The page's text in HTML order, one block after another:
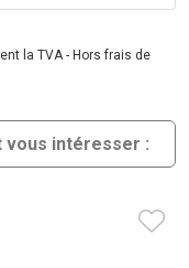
la TVA - Hors frais de
vous intéresser :